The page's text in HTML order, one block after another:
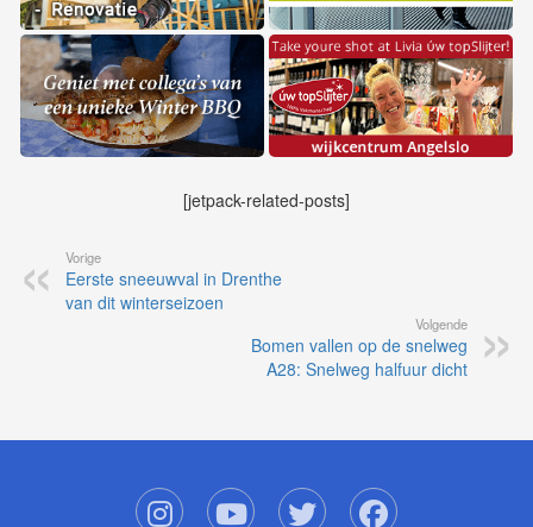
[jetpack-related-posts]
Vorige
Eerste sneeuwval in Drenthe
van dit winterseizoen
Volgende
Bomen vallen op de snelweg
A28: Snelweg halfuur dicht